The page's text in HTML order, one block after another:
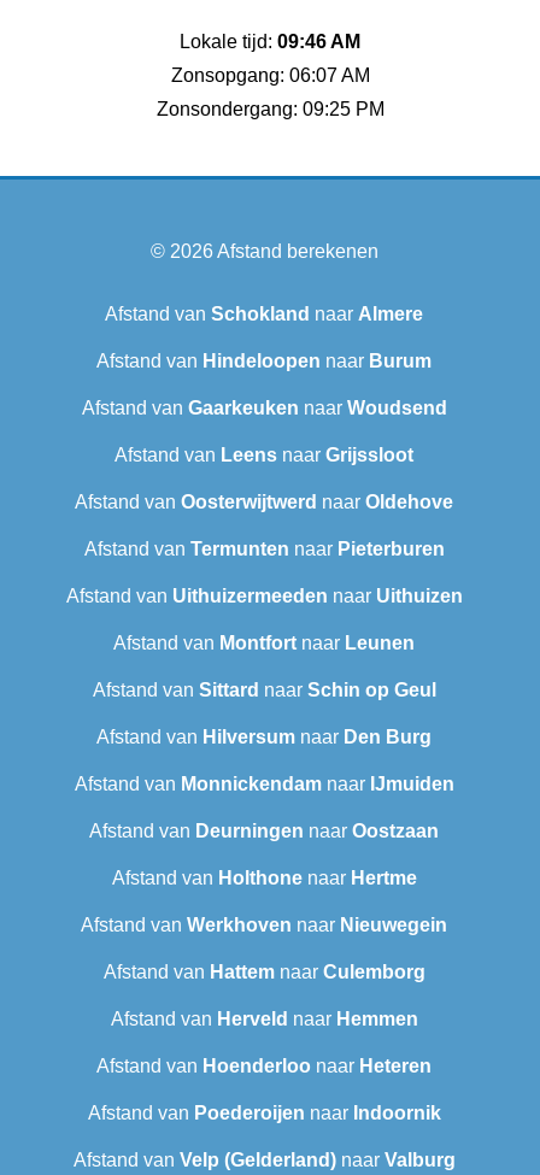
Lokale tijd: 09:46 AM
Zonsopgang: 06:07 AM
Zonsondergang: 09:25 PM
© 2026Afstand berekenen
Afstand van Schokland naar Almere
Afstand van Hindeloopen naar Burum
Afstand van Gaarkeuken naar Woudsend
Afstand van Leens naar Grijssloot
Afstand van Oosterwijtwerd naar Oldehove
Afstand van Termunten naar Pieterburen
Afstand van Uithuizermeeden naar Uithuizen
Afstand van Montfort naar Leunen
Afstand van Sittard naar Schin op Geul
Afstand van Hilversum naar Den Burg
Afstand van Monnickendamnaar IJmuiden
Afstand van Deurningen naar Oostzaan
Afstand van Holthonenaar Hertme
Afstand van Werkhoven naar Nieuwegein
Afstand van Hattemnaar Culemborg
Afstand van Herveld naar Hemmen
Afstand van Hoenderloo naar Heteren
Afstand van Poederoijen naar Indoornik
Afstand van Velp (Gelderland)naar Valburg